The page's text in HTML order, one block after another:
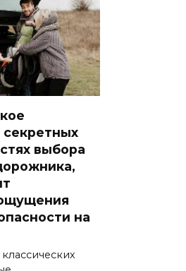
секретных
выбора
на